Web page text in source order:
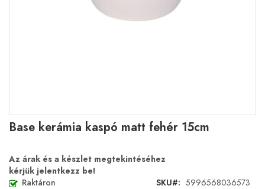
Base kerámia kaspó matt fehér 15cm
Az árak és a készlet megtekintéséhez
kérjük jelentkezz be!
Raktáron
SKU 5996568036573
Ugrás
a
elejére